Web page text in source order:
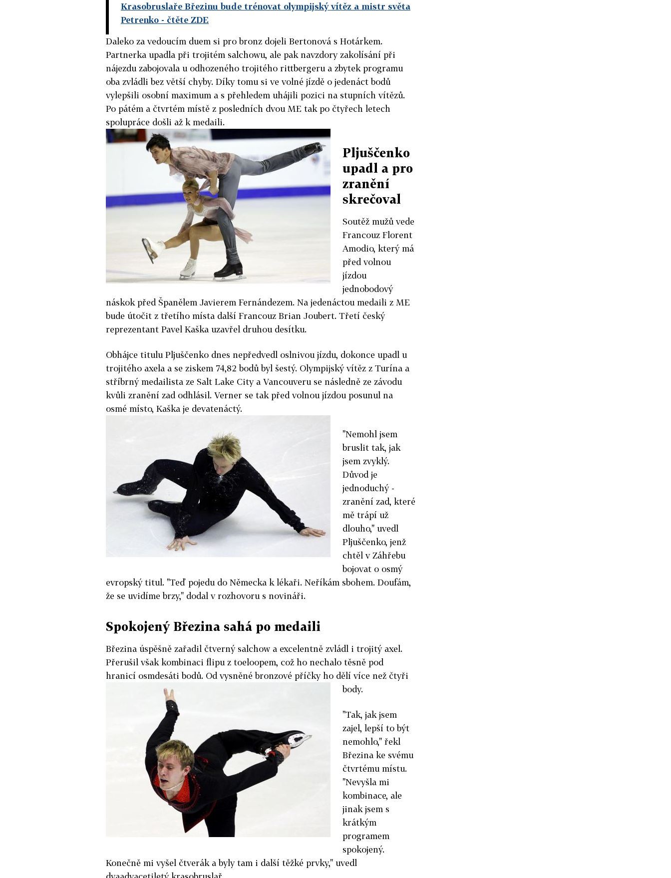
Krasobruslaře Březinu bude trénovat olympijský vítěz a mistr světa
Petrenko - čtěte ZDE
Daleko za vedoucím duem si pro bronz dojeli Bertonová s Hotárkem.
Partnerka upadla při trojitém salchowu, ale pak navzdory zakolísání při
nájezdu zabojovala u odhozeného trojitého rittbergeru a zbytek programu
oba zvládli bez větší chyby. Díky tomu si ve volné jízdě o jedenáct bodů
vylepšili osobní maximum a s přehledem uhájili pozici na stupních vítězů.
Po pátém a čtvrtém místě z posledních dvou ME tak po čtyřech letech
spolupráce došli až k medaili.
Pljuščenko
upadl a pro
zranění
skrečoval
Soutěž mužů vede
Francouz Florent
Amodio, který má
před volnou
jízdou
jednobodový
náskok před Španělem Javierem Fernándezem. Na jedenáctou medaili z ME
bude útočit z třetího místa další Francouz Brian Joubert. Třetí český
reprezentant Pavel Kaška uzavřel druhou desítku.
Obhájce titulu Pljuščenko dnes nepředvedl oslnivou jízdu, dokonce upadl u
trojitého axela a se ziskem 74,82 bodů byl šestý. Olympijský vítěz z Turína a
stříbrný medailista ze Salt Lake City a Vancouveru se následně ze závodu
kvůli zranění zad odhlásil. Verner se tak před volnou jízdou posunul na
osmé místo, Kaška je devatenáctý.
"Nemohl jsem
bruslit tak, jak
jsem zvyklý.
Důvod je
jednoduchý -
zranění zad, které
mě trápí už
dlouho," uvedl
Pljuščenko, jenž
chtěl v Záhřebu
bojovat o osmý
evropský titul. "Teď pojedu do Německa k lékaři. Neříkám sbohem. Doufám,
že se uvidíme brzy," dodal v rozhovoru s novináři.
Spokojený Březina sahá po medaili
Březina úspěšně zařadil čtverný salchow a excelentně zvládl i trojitý axel.
Přerušil však kombinaci flipu z toeloopem, což ho nechalo těsně pod
hranicí osmdesáti bodů. Od vysněné bronzové příčky ho dělí více než čtyři
body.
"Tak, jak jsem
zajel, lepší to být
nemohlo," řekl
Březina ke svému
čtvrtému místu.
"Nevyšla mi
kombinace, ale
jinak jsem s
krátkým
programem
spokojený.
Konečně mi vyšel čtverák a byly tam i další těžké prvky," uvedl